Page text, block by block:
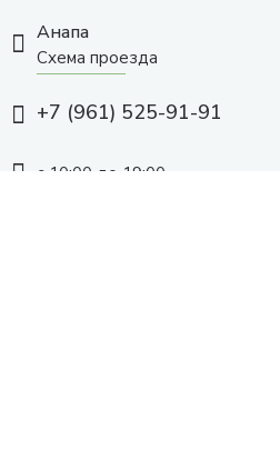
Анапа
Схема проезда
+7 (961) 525-91-91
с 10:00 до 19:00